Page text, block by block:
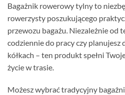
Bagażnik rowerowy tylny to
rowerzysty poszukującego
przewozu bagażu. Niezależnie od
codziennie do pracy czy planujesz
kółkach – ten produkt spełni
życie w trasie.
Możesz wybrać tradycyjny